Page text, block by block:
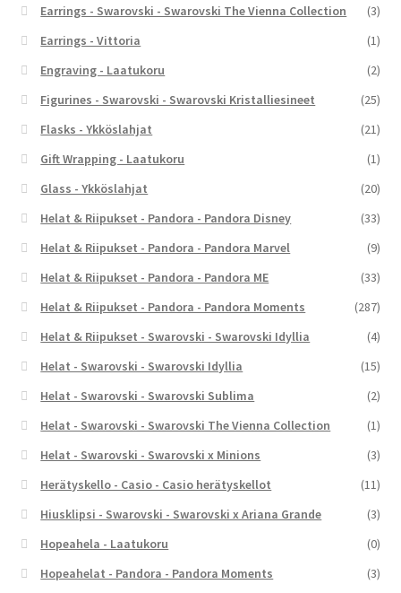
Earrings - Swarovski - Swarovski The Vienna Collection
(3)
Earrings - Vittoria
(1)
Engraving - Laatukoru
(2)
Figurines - Swarovski - Swarovski Kristalliesineet
(25)
Flasks - Ykköslahjat
(21)
Gift Wrapping - Laatukoru
(1)
Glass - Ykköslahjat
(20)
Helat & Riipukset - Pandora - Pandora Disney
(33)
Helat & Riipukset - Pandora - Pandora Marvel
(9)
Helat & Riipukset - Pandora - Pandora ME
(33)
Helat & Riipukset - Pandora - Pandora Moments
(287)
Helat & Riipukset - Swarovski - Swarovski Idyllia
(4)
Helat - Swarovski - Swarovski Idyllia
(15)
Helat - Swarovski - Swarovski Sublima
(2)
Helat - Swarovski - Swarovski The Vienna Collection
(1)
Helat - Swarovski - Swarovski x Minions
(3)
Herätyskello - Casio - Casio herätyskellot
(11)
Hiusklipsi - Swarovski - Swarovski x Ariana Grande
(3)
Hopeahela - Laatukoru
(0)
Hopeahelat - Pandora - Pandora Moments
(3)